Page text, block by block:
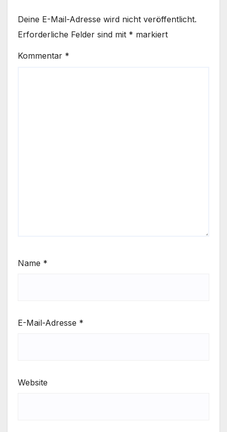
Deine E-Mail-Adresse wird nicht veröffentlicht.
Erforderliche Felder sind mit * markiert
Kommentar *
Name *
E-Mail-Adresse *
Website